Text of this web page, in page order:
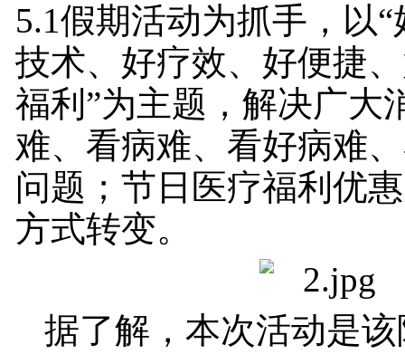
5.1假期活动为抓手，以
技术、好疗效、好便捷
福利”为主题，解决广大
难、看病难、看好病难
问题；节日医疗福利优
方式转变。
据了解，本次活动是